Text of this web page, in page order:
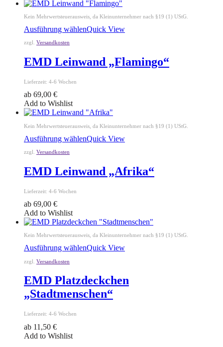
Kein Mehrwertsteuerausweis, da Kleinunternehmer nach §19 (1) UStG.
Ausführung wählenQuick View
zzgl. Versandkosten
EMD Leinwand „Flamingo“
Lieferzeit: 4-6 Wochen
ab 69,00 €
Add to Wishlist
Kein Mehrwertsteuerausweis, da Kleinunternehmer nach §19 (1) UStG.
Ausführung wählenQuick View
zzgl. Versandkosten
EMD Leinwand „Afrika“
Lieferzeit: 4-6 Wochen
ab 69,00 €
Add to Wishlist
Kein Mehrwertsteuerausweis, da Kleinunternehmer nach §19 (1) UStG.
Ausführung wählenQuick View
zzgl. Versandkosten
EMD Platzdeckchen
„Stadtmenschen“
Lieferzeit: 4-6 Wochen
ab 11,50 €
Add to Wishlist